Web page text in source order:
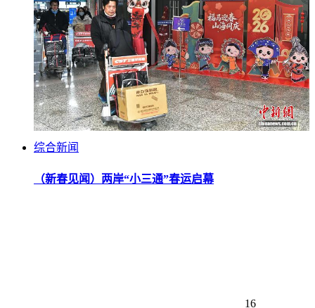
综合新闻
（新春见闻）两岸“小三通”春运启幕
16